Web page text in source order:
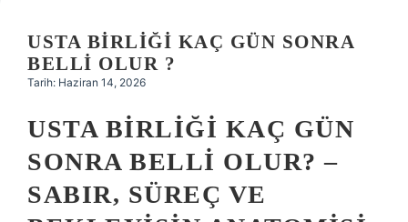
USTA BIRLIĞI KAÇ GÜN SONRA
BELLI OLUR ?
Tarih: Haziran 14, 2026
USTA BIRLIĞI KAÇ GÜN
SONRA BELLI OLUR? –
SABIR, SÜREÇ VE